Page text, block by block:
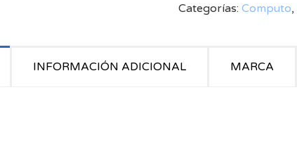
Categorías: Computo,
INFORMACIÓN ADICIONAL MARCA